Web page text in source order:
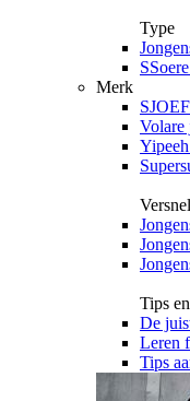
Type
Merk
Volare
Tips
De
Leren
Tips